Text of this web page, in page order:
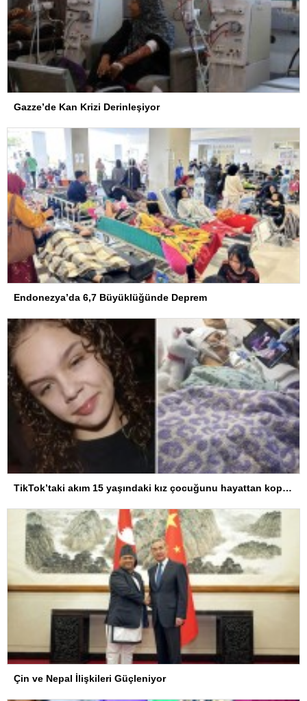
Gazze’de Kan Krizi Derinleşiyor
Endonezya’da 6,7 Büyüklüğünde Deprem
TikTok’taki akım 15 yaşındaki kız çocuğunu hayattan kopardı
Çin ve Nepal İlişkileri Güçleniyor